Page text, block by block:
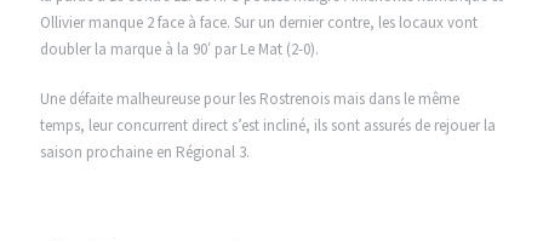
Ollivier manque 2 face à face. Sur un dernier contre, les locaux vont
doubler la marque à la 90′ par Le Mat (2-0).
Une défaite malheureuse pour les Rostrenois mais dans le même
temps, leur concurrent direct s’est incliné, ils sont assurés de rejouer la
saison prochaine en Régional 3.